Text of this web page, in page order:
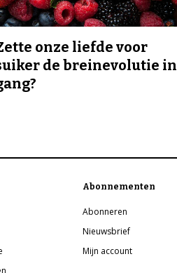
onze liefde voor
de breinevolutie in
Abonnementen
Abonneren
Nieuwsbrief
Mijn account